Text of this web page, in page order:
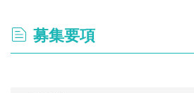
募集要項